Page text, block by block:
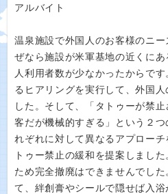
アルバイト
温泉施設で外国人のお客様のニ
ぜなら施設が米軍基地の近くに
人利用者数が少なかったからで
るヒアリングを実行して、外国
した。そして、「タトゥーが禁
客だが機械的すぎる」という２
れぞれに対して異なるアプロー
トゥー禁止の緩和を提案しまし
ため完全撤廃はできませんでし
て、絆創膏やシールで隠せば入